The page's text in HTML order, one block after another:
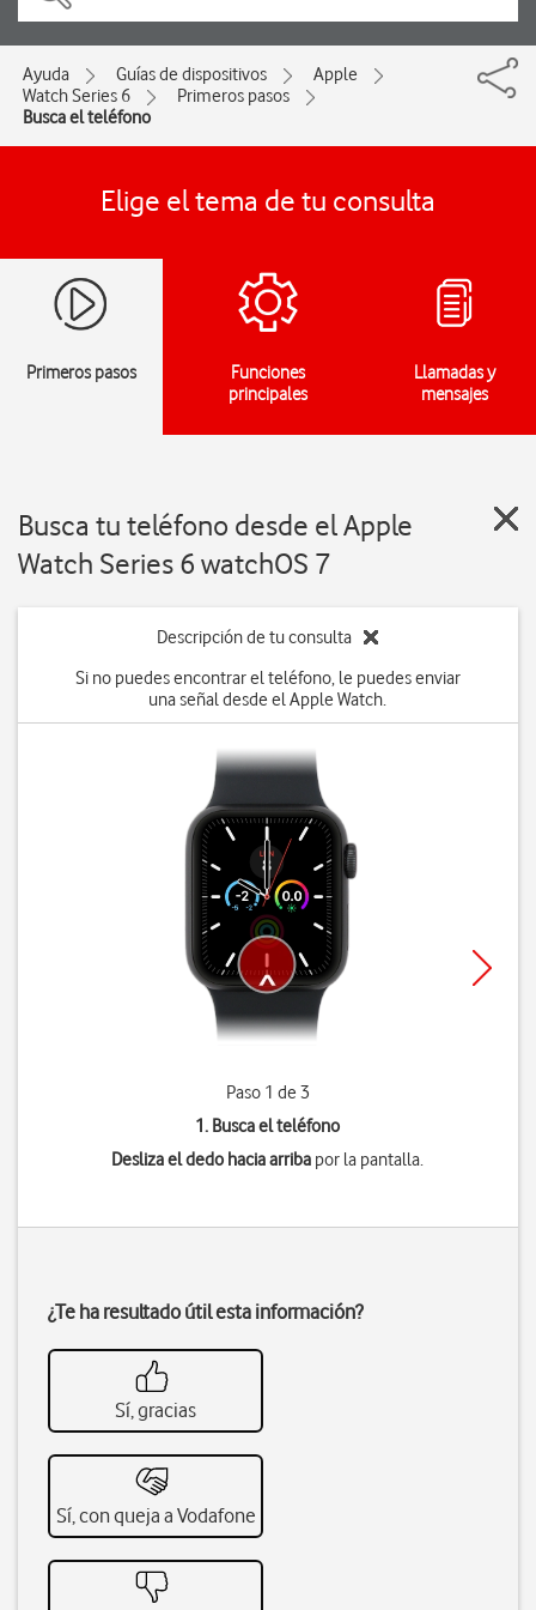
Ayuda Guías de dispositivos
Apple
Watch Series 6
Primeros pasos
Busca el teléfono
Elige el tema de tu consulta
Primeros pasos
Funciones
principales
Llamadas y
mensajes
Busca tu teléfono desde el Apple
Watch Series 6 watchOS 7
Descripción de tu consulta
Si no puedes encontrar el teléfono, le puedes enviar
una señal desde el Apple Watch.
Paso 1 de 3
1. Busca el teléfono
Desliza el dedo hacia arriba por la pantalla.
¿Te ha resultado útil esta información?
Sí, gracias
Sí, con queja a Vodafone